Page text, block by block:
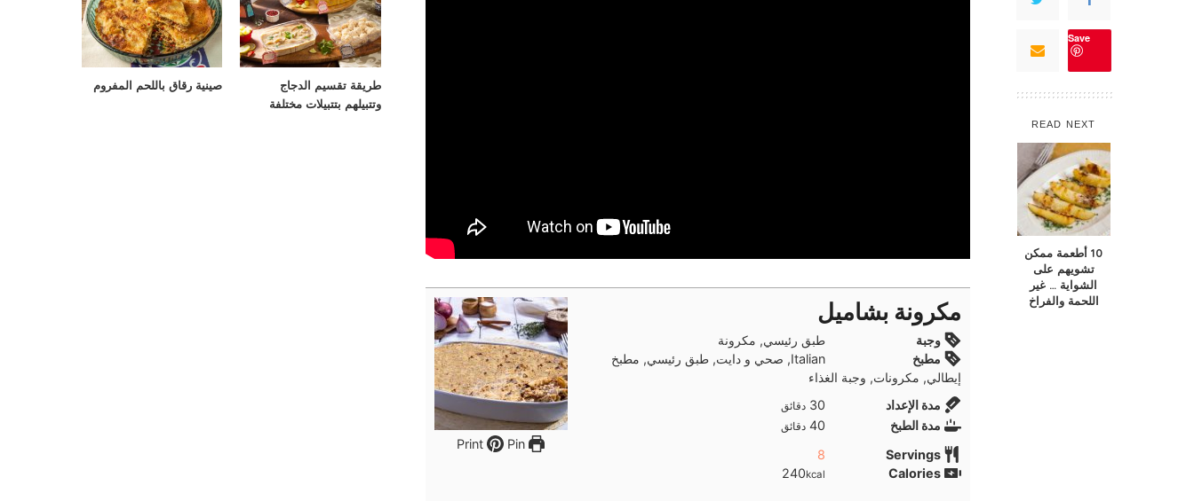
Save
READ NEXT
10 أطعمة ممكن
تشويهم على
الشواية … غير
اللحمة والفراخ
Print
Pin
مكرونة بشاميل
وجبة
طبق رئيسي, مكرونة
مطبخ
Italian, صحي و دايت, طبق رئيسي, مطبخ
إيطالي, مكرونات, وجبة الغذاء
مدة الإعداد
30دقائق
دقائق
مدة الطبخ 40دقائق
دقائق
Servings
8
Calories
240kcal
طريقة تقسيم الدجاج
وتتبيلهم بتتبيلات مختلفة
صينية رقاق باللحم المفروم